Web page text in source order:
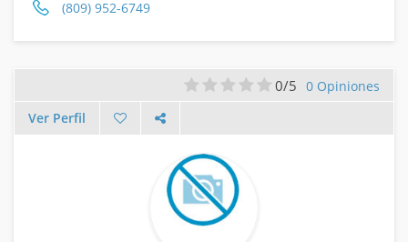
(809) 952-6749
0/5 0 Opiniones
Ver Perfil